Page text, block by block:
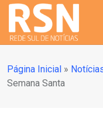
Página Inicial »
Semana Santa